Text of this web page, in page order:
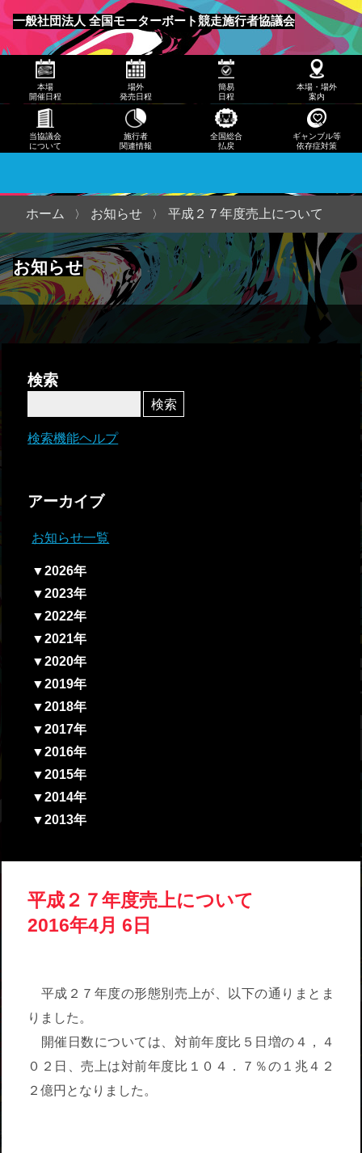
一般社団法人 全国モーターボート競走施行者協議会
メニュー
発売
日程
日程
本
場・
当協
議会
につ
いて
本場
開催日程
場外
発売日程
簡易
日程
本場・場外
案内
当協議会
について
施行者
関連情報
全国総合
払戻
ギャンブル等
依存症対策
お知らせ
ホーム お知らせ 平成２７年度売上について
検索
検索機能ヘルプ
アーカイブ
お知らせ一覧
▼2026年
▼2023年
▼2022年
▼2021年
▼2020年
▼2019年
▼2018年
▼2017年
▼2016年
▼2015年
▼2014年
▼2013年
平成２７年度売上について
2016年4月 6日
平成２７年度の形態別売上が、以下の通りまとま
りました。
開催日数については、対前年度比５日増の４，４
０２日、売上は対前年度比１０４．７％の１兆４２
２億円となりました。